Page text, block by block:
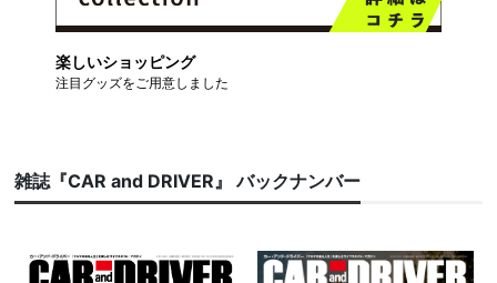
楽しいショッピング
注目グッズをご用意しました
雑誌『CAR and DRIVER』 バックナンバー